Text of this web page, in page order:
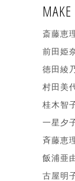
斎藤恵
前田姫
徳田綾
村田美
桂木智
一星夕
斉藤恵
飯浦亜
古屋明